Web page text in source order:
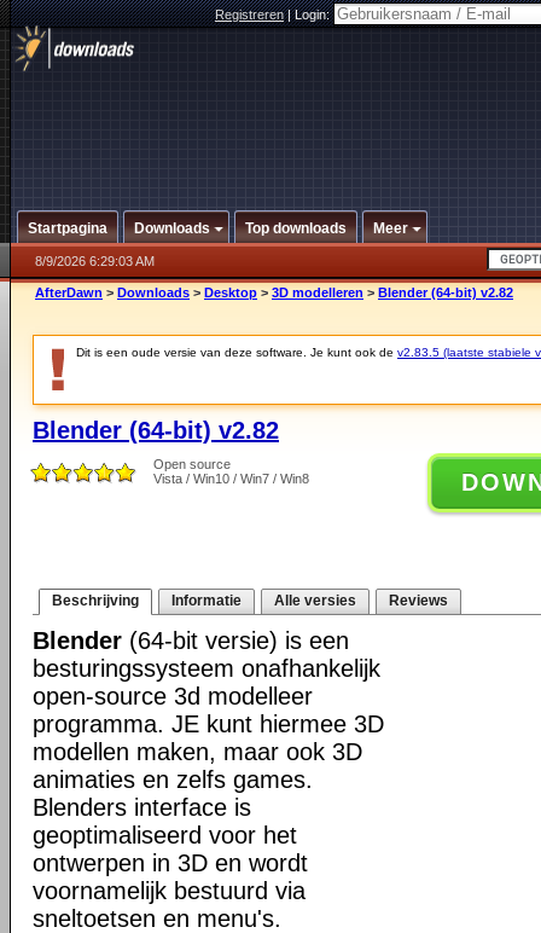
Registreren|Login:
Startpagina Downloads Top downloads Meer
8/9/2026 6:29:03 AM
AfterDawn > Downloads > Desktop > 3D modelleren > Blender (64-bit) v2.82
Dit is een oude versie van deze software. Je kunt ook de v2.83.5 (laatste stabiele
Blender (64-bit) v2.82
Open source
Vista / Win10 / Win7 / Win8
Beschrijving Informatie Alle versies Reviews
Blender (64-bit versie) is een
besturingssysteem onafhankelijk
open-source 3d modelleer
programma. JE kunt hiermee 3D
modellen maken, maar ook 3D
animaties en zelfs games.
Blenders interface is
geoptimaliseerd voor het
ontwerpen in 3D en wordt
voornamelijk bestuurd via
sneltoetsen en menu's.